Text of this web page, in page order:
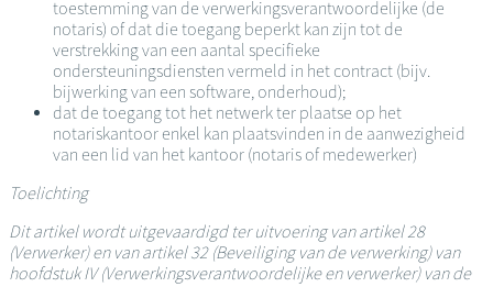
toestemming van de verwerkingsverantwoordelijke (de
notaris) of dat die toegang beperkt kan zijn tot de
verstrekking van een aantal specifieke
ondersteuningsdiensten vermeld in het contract (bijv.
bijwerking van een software, onderhoud);
dat de toegang tot het netwerk ter plaatse op het
notariskantoor enkel kan plaatsvinden in de aanwezigheid
van een lid van het kantoor (notaris of medewerker)
Toelichting
Dit artikel wordt uitgevaardigd ter uitvoering van artikel 28
(Verwerker) en van artikel 32 (Beveiliging van de verwerking) van
hoofdstuk IV (Verwerkingsverantwoordelijke en verwerker) van de